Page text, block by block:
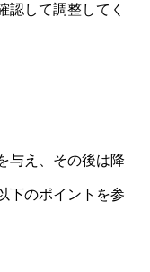
認して調整してく
与え、その後は降
下のポイントを参